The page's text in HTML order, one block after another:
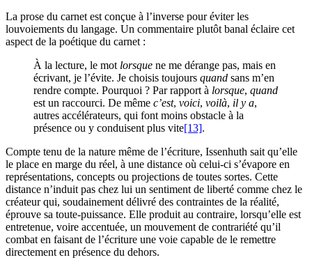
La prose du carnet est conçue à l’inverse pour éviter les
louvoiements du langage. Un commentaire plutôt banal éclaire cet
aspect de la poétique du carnet :
À la lecture, le mot lorsque ne me dérange pas, mais en
écrivant, je l’évite. Je choisis toujours quand sans m’en
rendre compte. Pourquoi ? Par rapport à lorsque, quand
est un raccourci. De même c’est, voici, voilà, il y a,
autres accélérateurs, qui font moins obstacle à la
présence ou y conduisent plus vite[13].
Compte tenu de la nature même de l’écriture, Issenhuth sait qu’elle
le place en marge du réel, à une distance où celui-ci s’évapore en
représentations, concepts ou projections de toutes sortes. Cette
distance n’induit pas chez lui un sentiment de liberté comme chez le
créateur qui, soudainement délivré des contraintes de la réalité,
éprouve sa toute-puissance. Elle produit au contraire, lorsqu’elle est
entretenue, voire accentuée, un mouvement de contrariété qu’il
combat en faisant de l’écriture une voie capable de le remettre
directement en présence du dehors.